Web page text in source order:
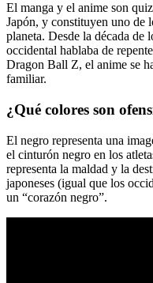
El manga y el anime son
Japón, y constituyen uno de
planeta. Desde la década de
occidental hablaba de
Dragon Ball Z, el anime se
familiar.
¿Qué colores son
El negro representa una
el cinturón negro en los
representa la maldad y la
japoneses (igual que los
un “corazón negro”.